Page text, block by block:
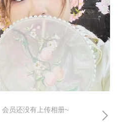
会员还没有上传相册~